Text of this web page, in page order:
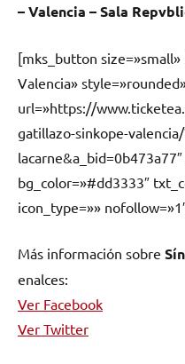
– Valencia – Sala
[mks_button
Valencia»
url=»https://
gatillazo-sinkope-valencia/
bg_color=»#dd3333″
icon_type=»»
Más información sobre
enalces:
Ver Facebook
Ver Twitter